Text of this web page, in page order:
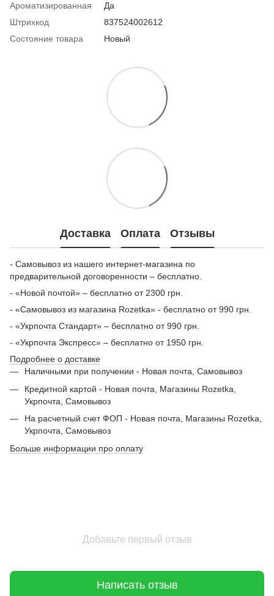
Ароматизированная
Да
Штрихкод
837524002612
Состояние товара
Новый
Доставка Оплата Отзывы
- Самовывоз из нашего интернет-магазина по
предварительной договоренности – бесплатно.
- «Новой почтой» – бесплатно от 2300 грн.
- «Самовывоз из магазина Rozetka» - бесплатно от 990 грн.
- «Укрпочта Стандарт» – бесплатно от 990 грн.
- «Укрпочта Экспресс» – бесплатно от 1950 грн.
Подробнее о доставке
Наличными при получении - Новая почта, Самовывоз
Кредитной картой - Новая почта, Магазины Rozetka,
Укрпочта, Самовывоз
На расчетный счет ФОП - Новая почта, Магазины Rozetka,
Укрпочта, Самовывоз
Больше информации про оплату
Добавьте первый отзыв
Написать отзыв